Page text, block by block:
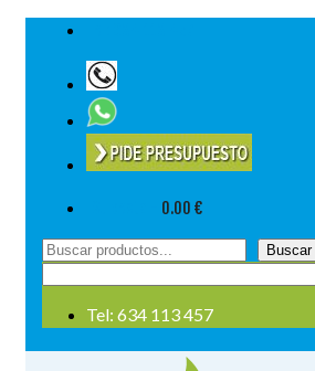
0.00 €
Buscar
Tel: 634 113 457